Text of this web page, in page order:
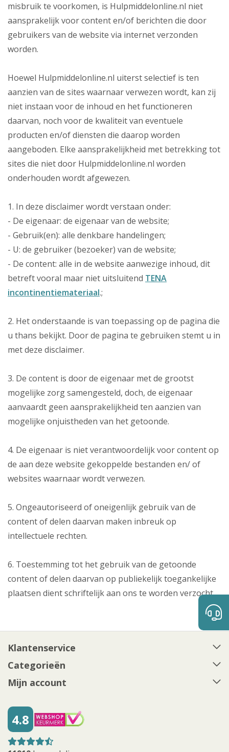
misbruik te voorkomen, is Hulpmiddelonline.nl niet
aansprakelijk voor content en/of berichten die door
gebruikers van de website via internet verzonden
worden.
Hoewel Hulpmiddelonline.nl uiterst selectief is ten
aanzien van de sites waarnaar verwezen wordt, kan zij
niet instaan voor de inhoud en het functioneren
daarvan, noch voor de kwaliteit van eventuele
producten en/of diensten die daarop worden
aangeboden. Elke aansprakelijkheid met betrekking tot
sites die niet door Hulpmiddelonline.nl worden
onderhouden wordt afgewezen.
1. In deze disclaimer wordt verstaan onder:
- De eigenaar: de eigenaar van de website;
- Gebruik(en): alle denkbare handelingen;
- U: de gebruiker (bezoeker) van de website;
- De content: alle in de website aanwezige inhoud, dit
betreft vooral maar niet uitsluitend TENA
incontinentiemateriaal.;
2. Het onderstaande is van toepassing op de pagina die
u thans bekijkt. Door de pagina te gebruiken stemt u in
met deze disclaimer.
3. De content is door de eigenaar met de grootst
mogelijke zorg samengesteld, doch, de eigenaar
aanvaardt geen aansprakelijkheid ten aanzien van
mogelijke onjuistheden van het getoonde.
4. De eigenaar is niet verantwoordelijk voor content op
de aan deze website gekoppelde bestanden en/ of
websites waarnaar wordt verwezen.
5. Ongeautoriseerd of oneigenlijk gebruik van de
content of delen daarvan maken inbreuk op
intellectuele rechten.
6. Toestemming tot het gebruik van de getoonde
content of delen daarvan op publiekelijk toegankelijke
plaatsen dient schriftelijk aan ons te worden verzocht.
Klantenservice
Categorieën
Mijn account
4.8